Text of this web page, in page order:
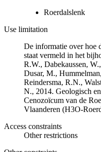
Roerdalslenk
Use limitation
De informatie over hoe
staat vermeld in het
R.W., Dabekaussen,
Dusar, M.,
Reindersma, R.N.,
N., 2014. Geologisch
Cenozoïcum van de
Vlaanderen (H3O-
Access constraints
Other restrictions